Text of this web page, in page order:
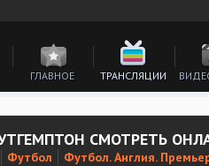
ГЛАВНОЕ ТРАНСЛЯЦИИ
СМОТРЕТЬ
Футбол Футбол. Англия.